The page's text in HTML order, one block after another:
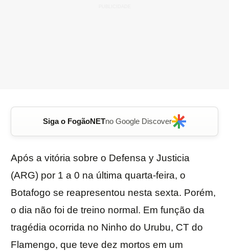
Siga o FogãoNETno Google Discover
Após a vitória sobre o Defensa y Justicia
(ARG) por 1 a 0 na última quarta-feira, o
Botafogo se reapresentou nesta sexta. Porém,
o dia não foi de treino normal. Em função da
tragédia ocorrida no Ninho do Urubu, CT do
Flamengo, que teve dez mortos em um